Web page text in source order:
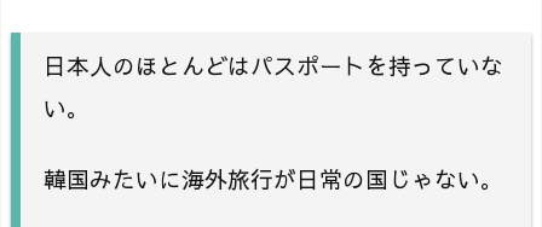
日本人のほとんどはパスポートを持っていな
い。
韓国みたいに海外旅行が日常の国じゃない。